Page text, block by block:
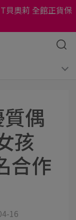
貝奧莉 全館正貨保
偶
孩
合作
16